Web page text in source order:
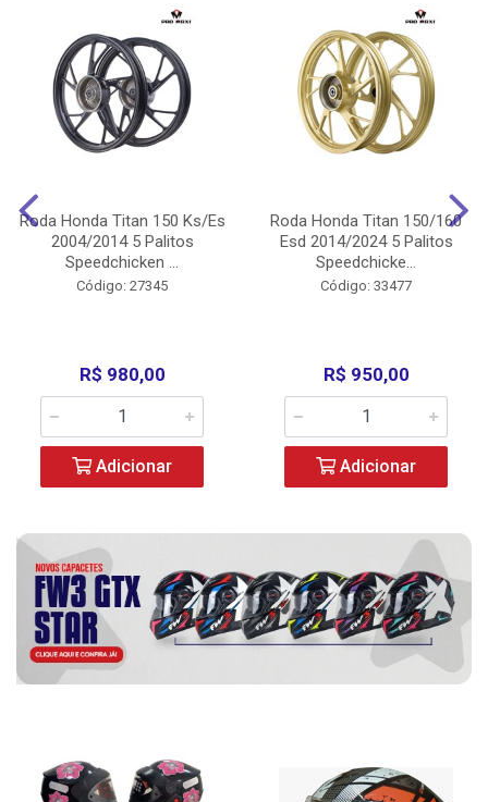
Roda Honda Titan 150 Ks/Es
2004/2014 5 Palitos
Speedchicken ...
Código: 27345
R$ 980,00
Adicionar
Roda Honda Titan 150/160
Esd 2014/2024 5 Palitos
Speedchicke...
Código: 33477
R$ 950,00
Adicionar